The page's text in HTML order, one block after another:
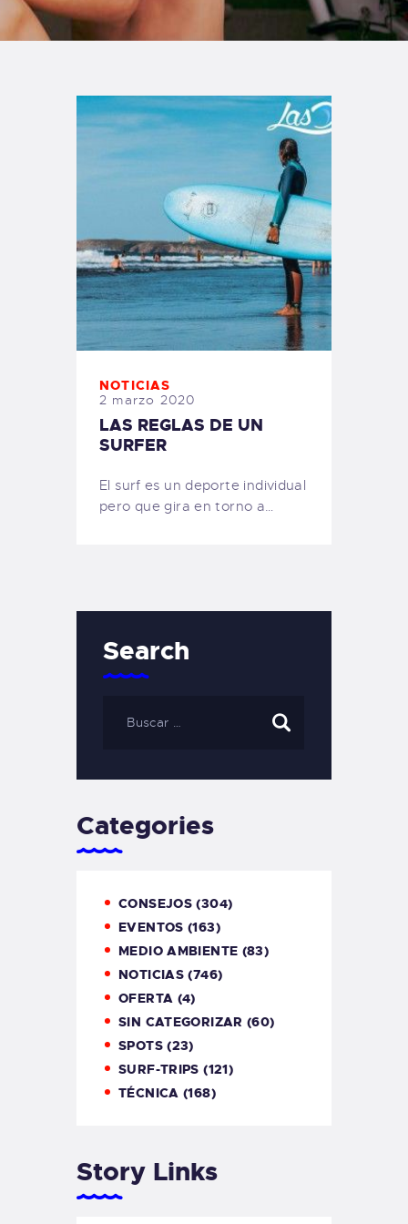
TIENDA FAMILY SURFERS
WEBCAM SALINAS
NOTICIAS
2 marzo 2020
LAS REGLAS DE UN
SURFER
El surf es un deporte individual
pero que gira en torno a…
Search
Categories
CONSEJOS (304)
EVENTOS (163)
MEDIO AMBIENTE (83)
NOTICIAS (746)
OFERTA (4)
SIN CATEGORIZAR (60)
SPOTS(23)
SURF-TRIPS (121)
TÉCNICA (168)
Story Links